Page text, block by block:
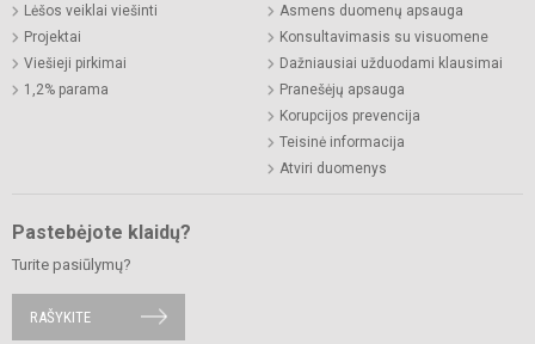
Lėšos veiklai viešinti
Projektai
Viešieji pirkimai
1,2% parama
Asmens duomenų apsauga
Konsultavimasis su visuomene
Dažniausiai užduodami klausimai
Pranešėjų apsauga
Korupcijos prevencija
Teisinė informacija
Atviri duomenys
Pastebėjote klaidų?
Turite pasiūlymų?
RAŠYKITE